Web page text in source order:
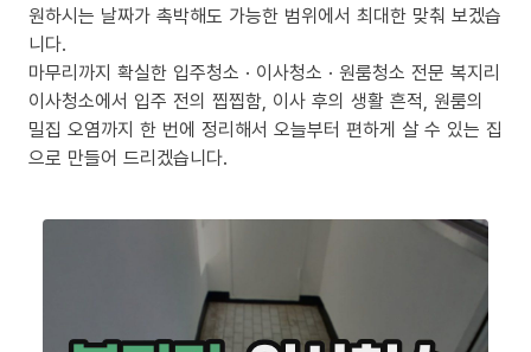
원하시는 날짜가 촉박해도 가능한 범위에서 최대한 맞춰 보겠습
니다.
마무리까지 확실한 입주청소 · 이사청소 · 원룸청소 전문 복지리
이사청소에서 입주 전의 찝찝함, 이사 후의 생활 흔적, 원룸의
밀집 오염까지 한 번에 정리해서 오늘부터 편하게 살 수 있는 집
으로 만들어 드리겠습니다.